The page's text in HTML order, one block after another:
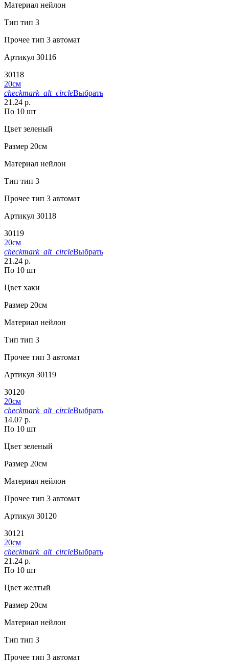
Материал нейлон
Тип тип 3
Прочее тип 3 автомат
Артикул 30116
30118
20см
checkmark_alt_circleВыбрать
21.24 р.
По 10 шт
Цвет зеленый
Размер 20см
Материал нейлон
Тип тип 3
Прочее тип 3 автомат
Артикул 30118
30119
20см
checkmark_alt_circleВыбрать
21.24 р.
По 10 шт
Цвет хаки
Размер 20см
Материал нейлон
Тип тип 3
Прочее тип 3 автомат
Артикул 30119
30120
20см
checkmark_alt_circleВыбрать
14.07 р.
По 10 шт
Цвет зеленый
Размер 20см
Материал нейлон
Прочее тип 3 автомат
Артикул 30120
30121
20см
checkmark_alt_circleВыбрать
21.24 р.
По 10 шт
Цвет желтый
Размер 20см
Материал нейлон
Тип тип 3
Прочее тип 3 автомат